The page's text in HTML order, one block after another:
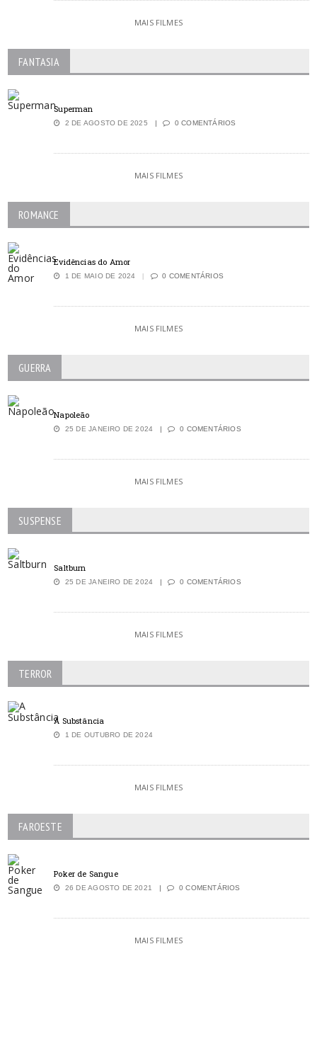
MAIS FILMES
FANTASIA
Superman
2 DE AGOSTO DE 2025 0 COMENTÁRIOS
MAIS FILMES
ROMANCE
Evidências do Amor
1 DE MAIO DE 2024 0 COMENTÁRIOS
MAIS FILMES
GUERRA
Napoleão
25 DE JANEIRO DE 2024 0 COMENTÁRIOS
MAIS FILMES
SUSPENSE
Saltburn
25 DE JANEIRO DE 2024 0 COMENTÁRIOS
MAIS FILMES
TERROR
A Substância
1 DE OUTUBRO DE 2024
MAIS FILMES
FAROESTE
Poker de Sangue
26 DE AGOSTO DE 2021 0 COMENTÁRIOS
MAIS FILMES